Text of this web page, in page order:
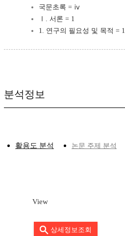
국문초록 = ⅳ
Ⅰ. 서론 = 1
1. 연구의 필요성 및 목적 = 1
분석정보
활용도 분석 논문 주제 분석
View
상세정보조회